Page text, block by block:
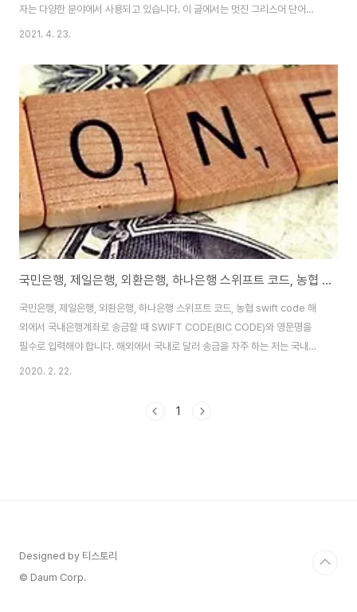
자는 다양한 분야에서 사용되고 있습니다. 이 글에서는 멋진 그리스어 단어들
을 살펴보고, 그들이 어떤 의미를 지니고 있는지 알아보도록 하겠습니다. 모노,
떻게 사용되고 있는지 살펴보도록 하겠습니다. 멋있는 그리스어 단어 1. 모노
(Mono) 의미: "하나" 또는 "단 하나"를 의미합니다. 사용 예시: 모노레일, 모노
톤, 모노크롬 등 설명: "모노"는 라틴어의 "mono"에서 유래하였으며, 한 가지
요소 또는 하나의 형태를 강조하는 데 사용됩니다. 모노레일은 기차가..
2021. 4. 23.
국민은행, 제일은행, 외환은행, 하나은행 스위프트 코드, 농협 swift code
국민은행, 제일은행, 외환은행, 하나은행 스위프트 코드, 농협 swift code 해
외에서 국내은행계좌로 송금할 때 SWIFT CODE(BIC CODE)와 영문명을
필수로 입력해야 합니다. 해외에서 국내로 달러 송금을 자주 하는 저는 국내은
행 SWIFT CODE를 여러 번 번거롭게 찾아보곤 하는데 그래서 오늘 제 블로
2020. 2. 22.
1
Designed by 티스토리
© Daum Corp.